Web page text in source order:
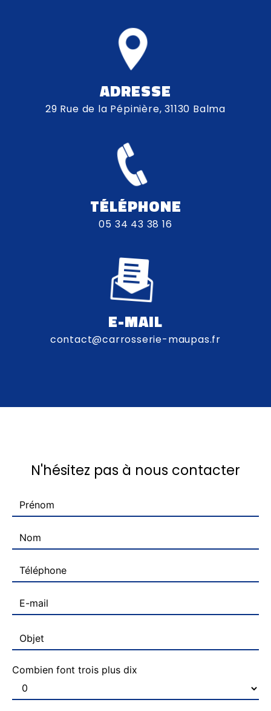
ADRESSE
29 Rue de la Pépinière, 31130 Balma
TÉLÉPHONE
05 34 43 38 16
E-MAIL
contact@carrosserie-maupas.fr
N'hésitez pas à nous contacter
Combien font trois plus dix